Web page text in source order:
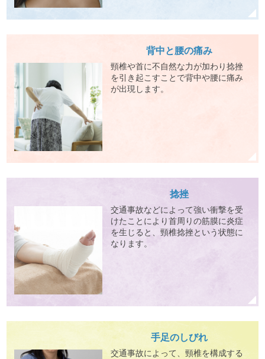
背中と腰の痛み
頸椎や首に不自然な力が加わり捻挫
を引き起こすことで背中や腰に痛み
が出現します。
捻挫
交通事故などによって強い衝撃を受
けたことにより首周りの筋膜に炎症
を生じると、頸椎捻挫という状態に
なります。
手足のしびれ
交通事故によって、頸椎を構成する